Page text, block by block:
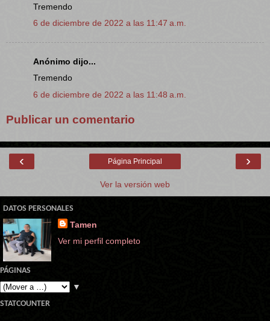
Tremendo
6 de diciembre de 2022 a las 11:47 a.m.
Anónimo dijo...
Tremendo
6 de diciembre de 2022 a las 11:48 a.m.
Publicar un comentario
‹ ›
Página Principal
Ver la versión web
DATOS PERSONALES
Tamen
Ver mi perfil completo
PÁGINAS
▼
STATCOUNTER